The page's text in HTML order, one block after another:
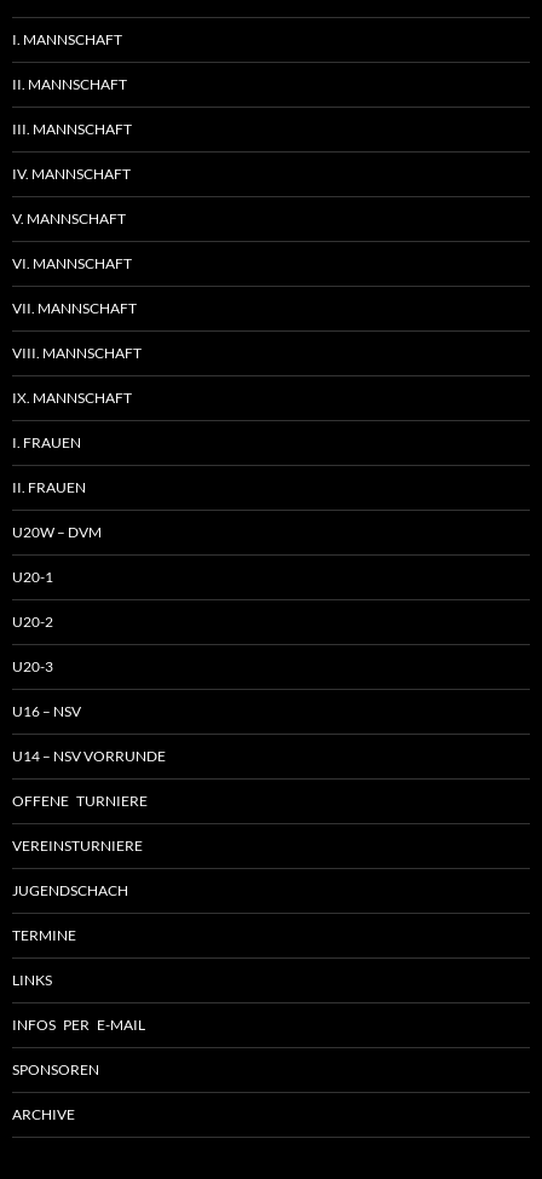
I. MANNSCHAFT
II. MANNSCHAFT
III. MANNSCHAFT
IV. MANNSCHAFT
V. MANNSCHAFT
VI. MANNSCHAFT
VII. MANNSCHAFT
VIII. MANNSCHAFT
IX. MANNSCHAFT
I. FRAUEN
II. FRAUEN
U20W – DVM
U20-1
U20-2
U20-3
U16 – NSV
U14 – NSV VORRUNDE
OFFENE TURNIERE
VEREINSTURNIERE
JUGENDSCHACH
TERMINE
LINKS
INFOS PER E-MAIL
SPONSOREN
ARCHIVE